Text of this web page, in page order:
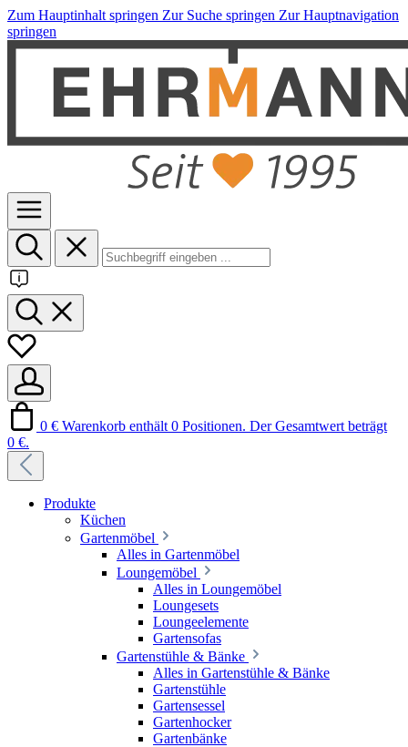
Zum Hauptinhalt springen Zur Suche springen Zur Hauptnavigation
springen
0 € Warenkorb enthält 0 Positionen. Der Gesamtwert beträgt
0 €.
Produkte
Küchen
Gartenmöbel
Alles in Gartenmöbel
Loungemöbel
Alles in Loungemöbel
Loungesets
Loungeelemente
Gartensofas
Gartenstühle & Bänke
Alles in Gartenstühle & Bänke
Gartenstühle
Gartensessel
Gartenhocker
Gartenbänke